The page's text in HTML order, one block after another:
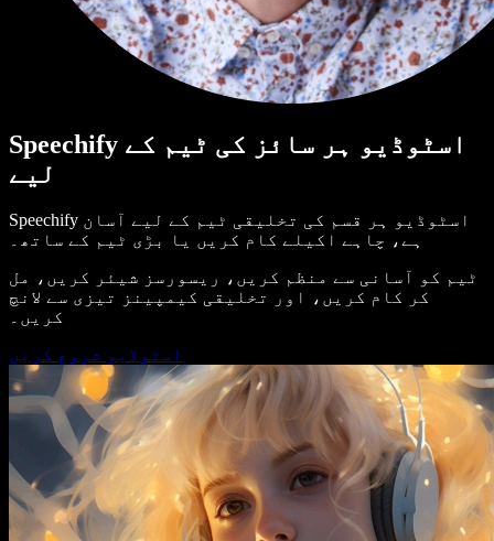
Speechify اسٹوڈیو ہر سائز کی ٹیم کے
لیے
Speechify اسٹوڈیو ہر قسم کی تخلیقی ٹیم کے لیے آسان
ہے، چاہے اکیلے کام کریں یا بڑی ٹیم کے ساتھ۔
ٹیم کو آسانی سے منظم کریں، ریسورسز شیئر کریں، مل
کر کام کریں، اور تخلیقی کیمپینز تیزی سے لانچ
کریں۔
اسٹوڈیو شروع کریں